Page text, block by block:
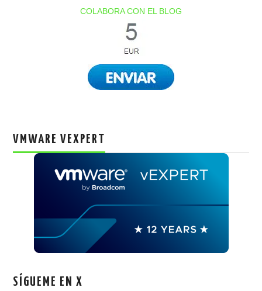
COLABORA CON EL BLOG
VMWARE VEXPERT
SÍGUEME EN X